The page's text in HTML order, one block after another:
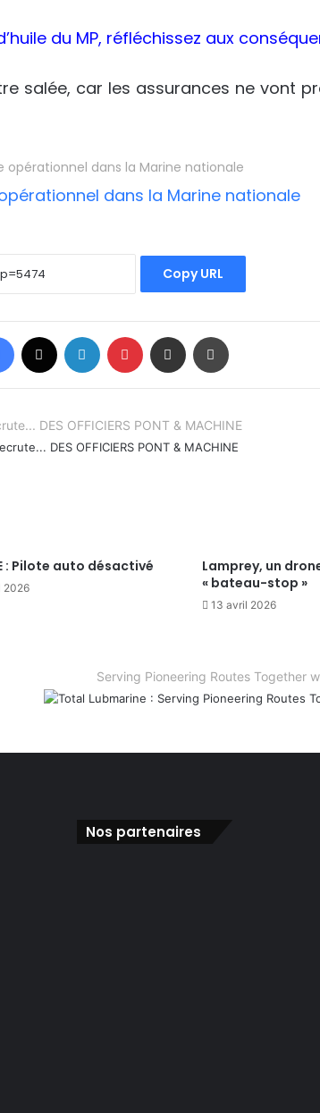
du MP, réfléchissez aux
salée, car les assurances ne vont
opérationnel dans la Marine nationale
Copy URL
Facebook Linkedin Pinterest Partager par email
DES OFFICIERS PONT & MACHINE
: Pilote auto désactivé
2026
Lamprey, un
« bateau-stop »
13 avril 2026
Serving Pioneering Routes Together
Nos partenaires